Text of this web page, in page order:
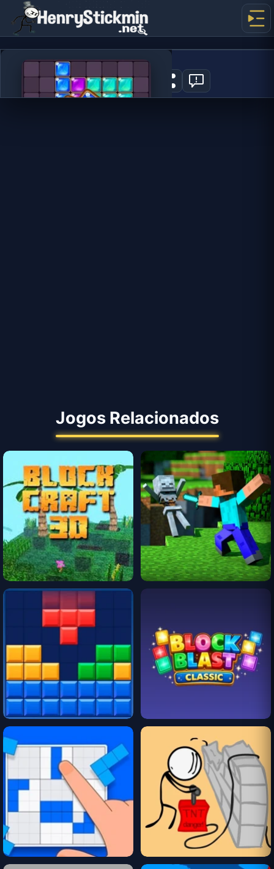
Block Puzzle
0
Jogos Relacionados